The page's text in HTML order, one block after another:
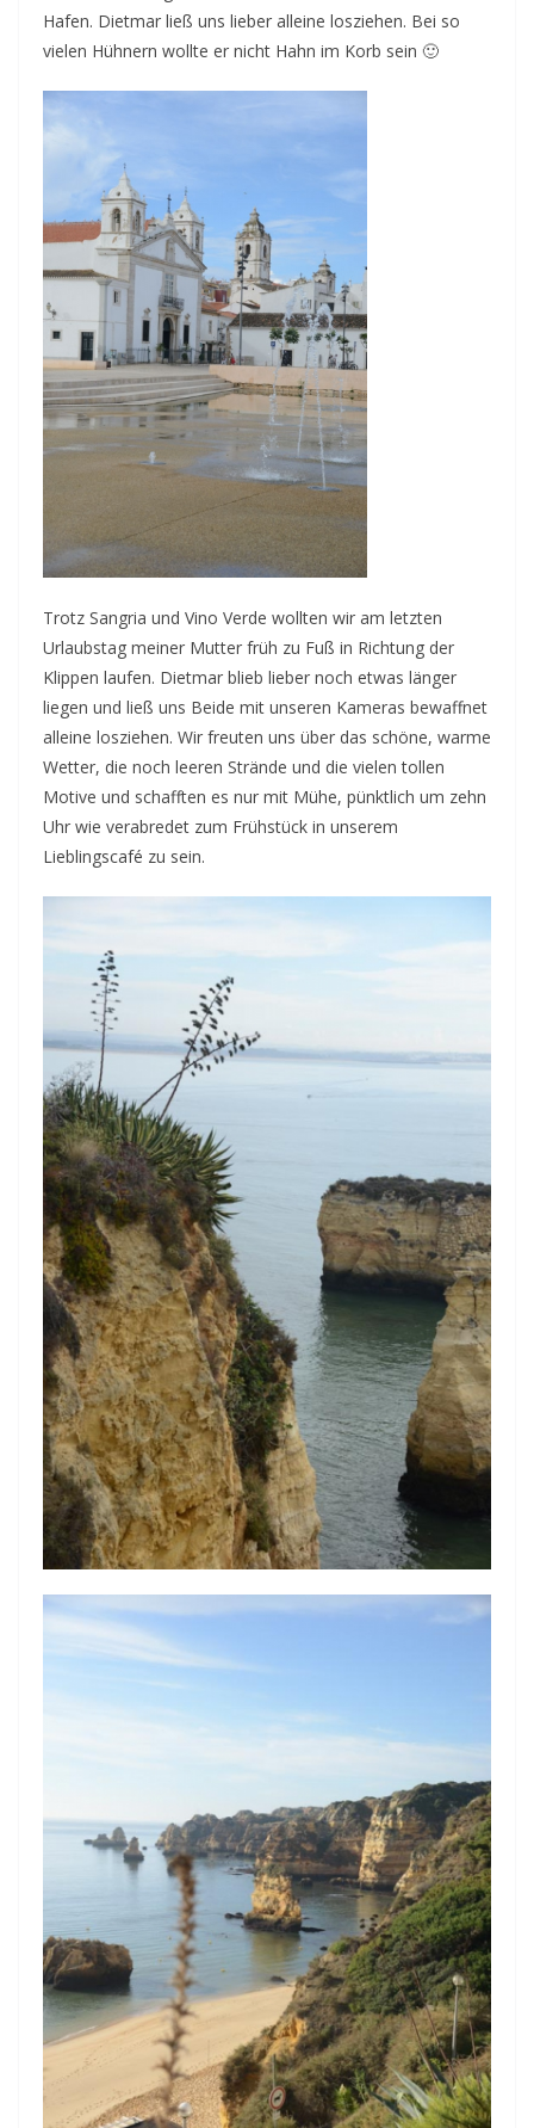
Hafen. Dietmar ließ uns lieber alleine losziehen. Bei so
vielen Hühnern wollte er nicht Hahn im Korb sein 🙂
Trotz Sangria und Vino Verde wollten wir am letzten
Urlaubstag meiner Mutter früh zu Fuß in Richtung der
Klippen laufen. Dietmar blieb lieber noch etwas länger
liegen und ließ uns Beide mit unseren Kameras bewaffnet
alleine losziehen. Wir freuten uns über das schöne, warme
Wetter, die noch leeren Strände und die vielen tollen
Motive und schafften es nur mit Mühe, pünktlich um zehn
Uhr wie verabredet zum Frühstück in unserem
Lieblingscafé zu sein.